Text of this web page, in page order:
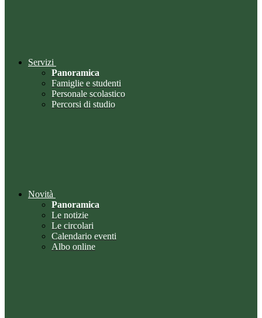
Servizi
Panoramica
Famiglie e studenti
Personale scolastico
Percorsi di studio
Novità
Panoramica
Le notizie
Le circolari
Calendario eventi
Albo online